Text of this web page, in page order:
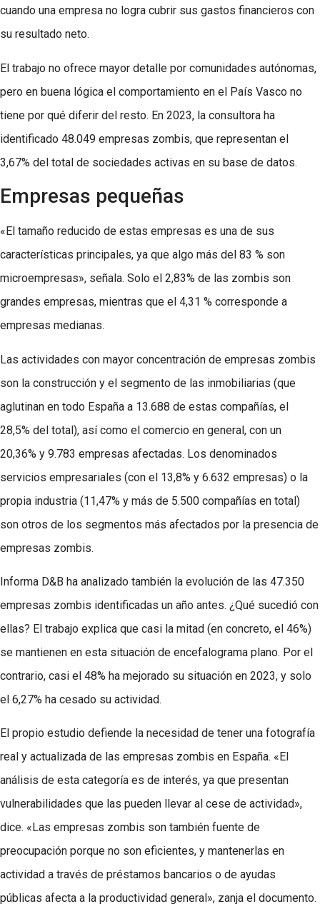
cuando una empresa no logra cubrir sus gastos financieros con
su resultado neto.
El trabajo no ofrece mayor detalle por comunidades autónomas,
pero en buena lógica el comportamiento en el País Vasco no
tiene por qué diferir del resto. En 2023, la consultora ha
identificado 48.049 empresas zombis, que representan el
3,67% del total de sociedades activas en su base de datos.
Empresas pequeñas
«El tamaño reducido de estas empresas es una de sus
características principales, ya que algo más del 83 % son
microempresas», señala. Solo el 2,83% de las zombis son
grandes empresas, mientras que el 4,31 % corresponde a
empresas medianas.
Las actividades con mayor concentración de empresas zombis
son la construcción y el segmento de las inmobiliarias (que
aglutinan en todo España a 13.688 de estas compañías, el
28,5% del total), así como el comercio en general, con un
20,36% y 9.783 empresas afectadas. Los denominados
servicios empresariales (con el 13,8% y 6.632 empresas) o la
propia industria (11,47% y más de 5.500 compañías en total)
son otros de los segmentos más afectados por la presencia de
empresas zombis.
Informa D&B ha analizado también la evolución de las 47.350
empresas zombis identificadas un año antes. ¿Qué sucedió con
ellas? El trabajo explica que casi la mitad (en concreto, el 46%)
se mantienen en esta situación de encefalograma plano. Por el
contrario, casi el 48% ha mejorado su situación en 2023, y solo
el 6,27% ha cesado su actividad.
El propio estudio defiende la necesidad de tener una fotografía
real y actualizada de las empresas zombis en España. «El
análisis de esta categoría es de interés, ya que presentan
vulnerabilidades que las pueden llevar al cese de actividad»,
dice. «Las empresas zombis son también fuente de
preocupación porque no son eficientes, y mantenerlas en
actividad a través de préstamos bancarios o de ayudas
públicas afecta a la productividad general», zanja el documento.